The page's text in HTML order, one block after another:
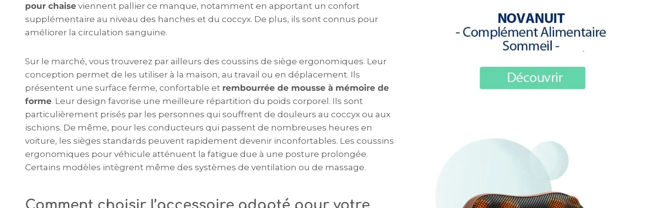
pour chaise viennent pallier ce manque, notamment en apportant un confort
supplémentaire au niveau des hanches et du coccyx. De plus, ils sont connus pour
améliorer la circulation sanguine.
Sur le marché, vous trouverez par ailleurs des coussins de siège ergonomiques. Leur
conception permet de les utiliser à la maison, au travail ou en déplacement. Ils
présentent une surface ferme, confortable et rembourrée de mousse à mémoire de
forme. Leur design favorise une meilleure répartition du poids corporel. Ils sont
particulièrement prisés par les personnes qui souffrent de douleurs au coccyx ou aux
ischions. De même, pour les conducteurs qui passent de nombreuses heures en
voiture, les sièges standards peuvent rapidement devenir inconfortables. Les coussins
ergonomiques pour véhicule atténuent la fatigue due à une posture prolongée.
Certains modèles intègrent même des systèmes de ventilation ou de massage.
Comment choisir l’accessoire adapté pour votre